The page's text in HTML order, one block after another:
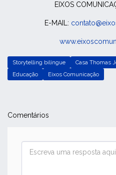
EIXOS
E-MAIL:
Storytelling bilíngue Casa Thomas
Educação
Eixos Comunicação
Comentários